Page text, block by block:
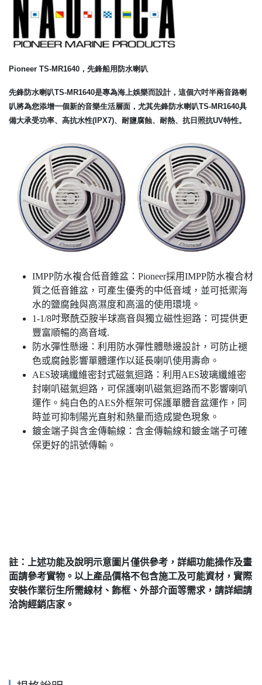
Pioneer TS-MR1640，先鋒船用防水喇叭
先鋒防水喇叭TS-MR1640是專為海上娛樂而設計，這個六吋半兩音路喇
叭將為您添增一個新的音樂生活層面，尤其先鋒防水喇叭TS-MR1640具
備大承受功率、高抗水性(IPX7)、耐鹽腐蝕、耐熱、抗日照抗UV特性。
IMPP防水複合低音錐盆：Pioneer採用IMPP防水複合材
質之低音錐盆，可產生優秀的中低音域，並可抵禦海
水的鹽腐蝕與高濕度和高溫的使用環境。
1-1/8吋聚酰亞胺半球高音與獨立磁性迴路：可提供更
豐富順暢的高音域.
防水彈性懸邊：利用防水彈性體懸邊設計，可防止褪
色或腐蝕影響單體運作以延長喇叭使用壽命。
AES玻璃纖維密封式磁氣迴路：利用AES玻璃纖維密
封喇叭磁氣迴路，可保護喇叭磁氣迴路而不影響喇叭
運作。純白色的AES外框架可保護單體音盆運作，同
時並可抑制陽光直射和熱量而造成變色現象。
鍍金端子與含金傳輸線：含金傳輸線和鍍金端子可確
保更好的訊號傳輸。
註：上述功能及說明示意圖片僅供參考，詳細功能操作及畫
面請參考實物。以上產品價格不包含施工及可能資材，實際
安裝作業衍生所需線材、飾框、外部介面等需求，請詳細請
洽詢經銷店家。